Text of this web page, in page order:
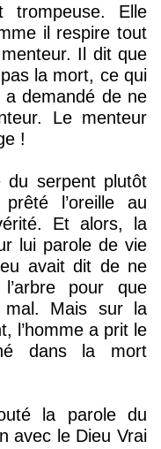
Elle
il respire tout
Il dit que
la mort, ce qui
demandé de ne
Le menteur
!
du serpent plutôt
l’oreille au
Et alors, la
lui parole de vie
avait dit de ne
pour que
mal. Mais sur la
l’homme a prit le
dans la mort
la parole du
avec le Dieu Vrai